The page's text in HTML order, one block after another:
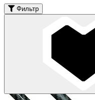
Фильтр